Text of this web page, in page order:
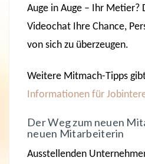
Auge in Auge – Ihr Metier?
Videochat Ihre Chance,
von sich zu überzeugen.
Weitere Mitmach-Tipps
Informationen für
Der Weg zum neuen
neuen Mitarbeiterin
Ausstellenden